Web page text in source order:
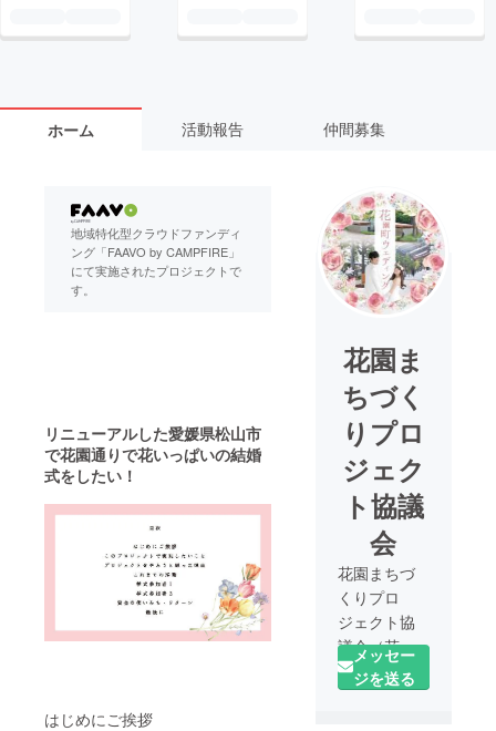
ホーム 活動報告 仲間募集
地域特化型クラウドファンディ
ング「FAAVO by CAMPFIRE」
にて実施されたプロジェクトで
す。
リニューアルした愛媛県松山市
で花園通りで花いっぱいの結婚
式をしたい！
はじめにご挨拶
花園ま
ちづく
りプロ
ジェク
ト協議
会
花園まちづ
くりプロ
ジェクト協
議会（花園
町東通り商
店街組合、
メッセー
ジを送る